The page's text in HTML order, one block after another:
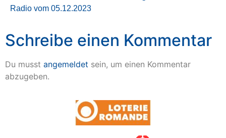
Radio vom 05.12.2023
Schreibe einen Kommentar
Du musst angemeldet sein, um einen Kommentar
abzugeben.